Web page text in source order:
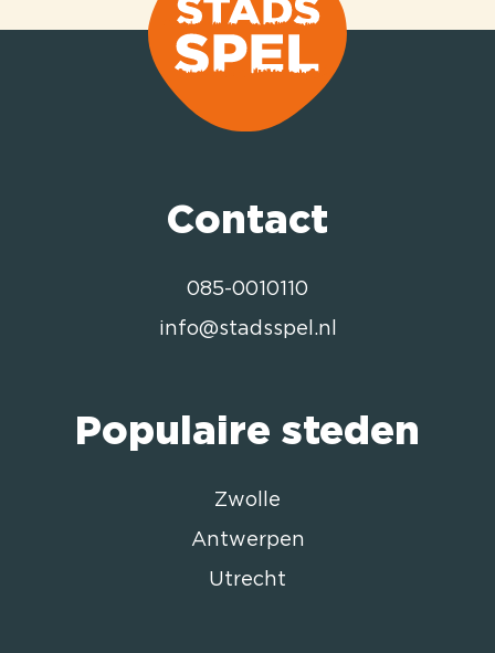
Contact
085-0010110
info@stadsspel.nl
Populaire steden
Zwolle
Antwerpen
Utrecht